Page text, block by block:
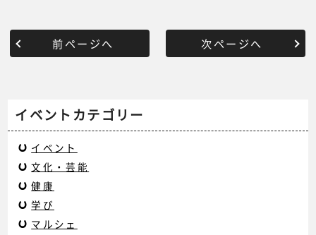
前ページへ 次ページへ
イベントカテゴリー
イベント
文化・芸能
健康
学び
マルシェ